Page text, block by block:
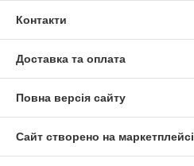
Контакти
Доставка та оплата
Повна версія сайту
Сайт створено на маркетплейсі